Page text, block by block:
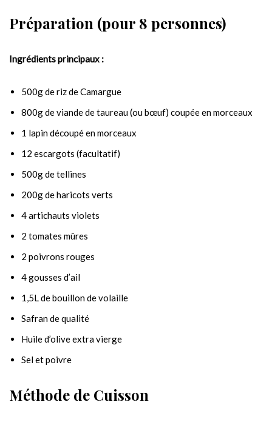
Préparation (pour 8 personnes)
Ingrédients principaux :
500g de riz de Camargue
800g de viande de taureau (ou bœuf) coupée en morceaux
1 lapin découpé en morceaux
12 escargots (facultatif)
500g de tellines
200g de haricots verts
4 artichauts violets
2 tomates mûres
2 poivrons rouges
4 gousses d’ail
1,5L de bouillon de volaille
Safran de qualité
Huile d’olive extra vierge
Sel et poivre
Méthode de Cuisson